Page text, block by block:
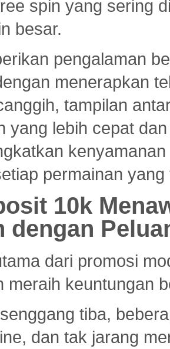
spin yang sering
besar.
pengalaman
menerapkan
tampilan
yang lebih cepat
permainan
10k
dengan
dari promosi
meraih keuntungan
tiba,
dan tak jarang